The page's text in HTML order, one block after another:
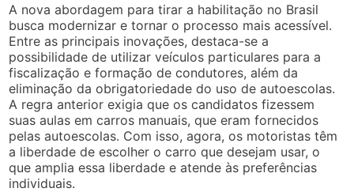
A nova abordagem para tirar a habilitação no Brasil
busca modernizar e tornar o processo mais acessível.
Entre as principais inovações, destaca-se a
possibilidade de utilizar veículos particulares para a
fiscalização e formação de condutores, além da
eliminação da obrigatoriedade do uso de autoescolas.
A regra anterior exigia que os candidatos fizessem
suas aulas em carros manuais, que eram fornecidos
pelas autoescolas. Com isso, agora, os motoristas têm
a liberdade de escolher o carro que desejam usar, o
que amplia essa liberdade e atende às preferências
individuais.